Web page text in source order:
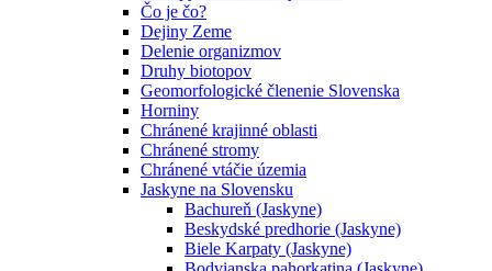
Čo je čo?
Dejiny Zeme
Delenie organizmov
Druhy biotopov
Geomorfologické členenie Slovenska
Horniny
Chránené krajinné oblasti
Chránené stromy
Chránené vtáčie územia
Jaskyne na Slovensku
Bachureň (Jaskyne)
Beskydské predhorie (Jaskyne)
Biele Karpaty (Jaskyne)